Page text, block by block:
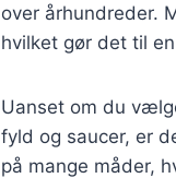
over århundreder.
hvilket gør det til
Uanset om du
fyld og saucer, er
på mange måder,